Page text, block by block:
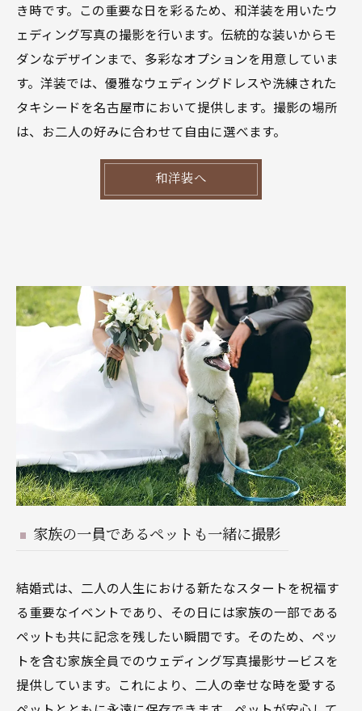
き時です。この重要な日を彩るため、和洋装を用いたウ
ェディング写真の撮影を行います。伝統的な装いからモ
ダンなデザインまで、多彩なオプションを用意していま
す。洋装では、優雅なウェディングドレスや洗練された
タキシードを名古屋市において提供します。撮影の場所
は、お二人の好みに合わせて自由に選べます。
和洋装へ
家族の一員であるペットも一緒に撮影
結婚式は、二人の人生における新たなスタートを祝福す
る重要なイベントであり、その日には家族の一部である
ペットも共に記念を残したい瞬間です。そのため、ペッ
トを含む家族全員でのウェディング写真撮影サービスを
提供しています。これにより、二人の幸せな時を愛する